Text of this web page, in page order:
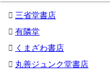
三省堂書店
有隣堂
くまざわ書店
丸善ジュンク堂書店